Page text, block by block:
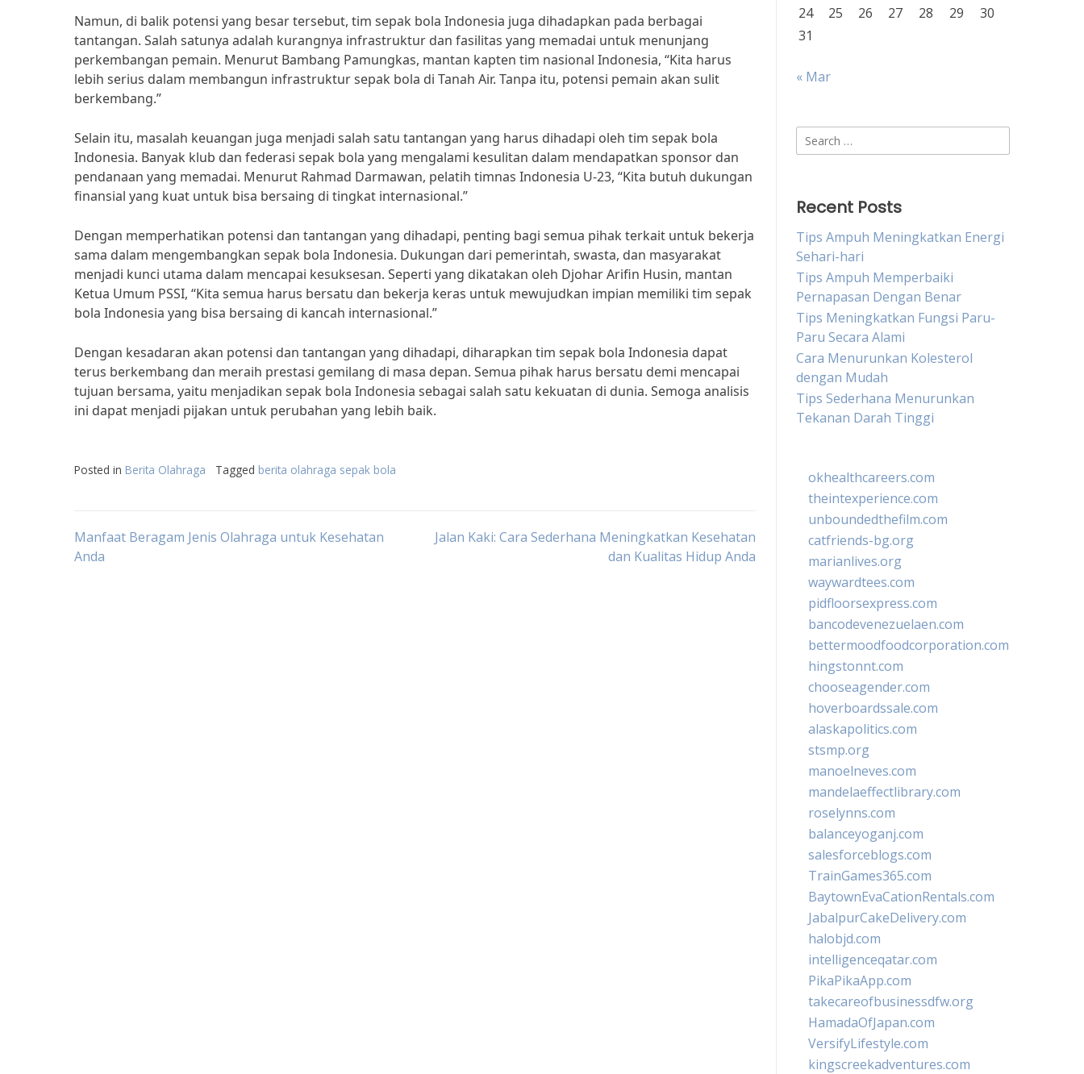
Namun, di balik potensi yang besar tersebut, tim sepak bola Indonesia juga dihadapkan pada berbagai
tantangan. Salah satunya adalah kurangnya infrastruktur dan fasilitas yang memadai untuk menunjang
perkembangan pemain. Menurut Bambang Pamungkas, mantan kapten tim nasional Indonesia, “Kita harus
lebih serius dalam membangun infrastruktur sepak bola di Tanah Air. Tanpa itu, potensi pemain akan sulit
berkembang.”
Selain itu, masalah keuangan juga menjadi salah satu tantangan yang harus dihadapi oleh tim sepak bola
Indonesia. Banyak klub dan federasi sepak bola yang mengalami kesulitan dalam mendapatkan sponsor dan
pendanaan yang memadai. Menurut Rahmad Darmawan, pelatih timnas Indonesia U-23, “Kita butuh dukungan
finansial yang kuat untuk bisa bersaing di tingkat internasional.”
Dengan memperhatikan potensi dan tantangan yang dihadapi, penting bagi semua pihak terkait untuk bekerja
sama dalam mengembangkan sepak bola Indonesia. Dukungan dari pemerintah, swasta, dan masyarakat
menjadi kunci utama dalam mencapai kesuksesan. Seperti yang dikatakan oleh Djohar Arifin Husin, mantan
Ketua Umum PSSI, “Kita semua harus bersatu dan bekerja keras untuk mewujudkan impian memiliki tim sepak
bola Indonesia yang bisa bersaing di kancah internasional.”
Dengan kesadaran akan potensi dan tantangan yang dihadapi, diharapkan tim sepak bola Indonesia dapat
terus berkembang dan meraih prestasi gemilang di masa depan. Semua pihak harus bersatu demi mencapai
tujuan bersama, yaitu menjadikan sepak bola Indonesia sebagai salah satu kekuatan di dunia. Semoga analisis
ini dapat menjadi pijakan untuk perubahan yang lebih baik.
Posted in Berita Olahraga Tagged berita olahraga sepak bola
Post
Manfaat Beragam Jenis Olahraga untuk Kesehatan
Anda
Jalan Kaki: Cara Sederhana Meningkatkan Kesehatan
dan Kualitas Hidup Anda
24
25 26 27 28 29
30
31
« Mar
Search
for:
Recent Posts
Tips Ampuh Meningkatkan Energi
Sehari-hari
Tips Ampuh Memperbaiki
Pernapasan Dengan Benar
Tips Meningkatkan Fungsi Paru-
Paru Secara Alami
Cara Menurunkan Kolesterol
dengan Mudah
Tips Sederhana Menurunkan
Tekanan Darah Tinggi
okhealthcareers.com
theintexperience.com
unboundedthefilm.com
catfriends-bg.org
marianlives.org
waywardtees.com
pidfloorsexpress.com
bancodevenezuelaen.com
bettermoodfoodcorporation.com
hingstonnt.com
chooseagender.com
hoverboardssale.com
alaskapolitics.com
stsmp.org
manoelneves.com
mandelaeffectlibrary.com
roselynns.com
balanceyoganj.com
salesforceblogs.com
TrainGames365.com
BaytownEvaCationRentals.com
JabalpurCakeDelivery.com
halobjd.com
intelligenceqatar.com
PikaPikaApp.com
takecareofbusinessdfw.org
HamadaOfJapan.com
VersifyLifestyle.com
kingscreekadventures.com